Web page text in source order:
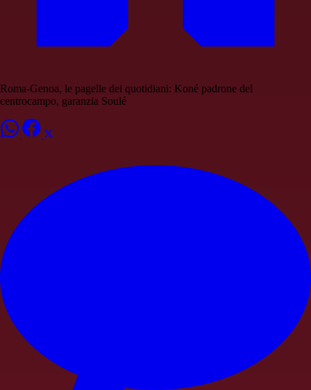
Roma-Genoa, le pagelle dei quotidiani: Koné padrone del
centrocampo, garanzia Soulé